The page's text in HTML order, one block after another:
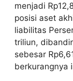
menjadi
posisi aset
liabilitas
triliun,
sebesar
berkurangnya